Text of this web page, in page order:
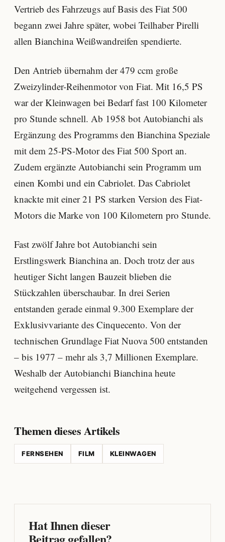
Vertrieb des Fahrzeugs auf Basis des Fiat 500
begann zwei Jahre später, wobei Teilhaber Pirelli
allen Bianchina Weißwandreifen spendierte.
Den Antrieb übernahm der 479 ccm große
Zweizylinder-Reihenmotor von Fiat. Mit 16,5 PS
war der Kleinwagen bei Bedarf fast 100 Kilometer
pro Stunde schnell. Ab 1958 bot Autobianchi als
Ergänzung des Programms den Bianchina Speziale
mit dem 25-PS-Motor des Fiat 500 Sport an.
Zudem ergänzte Autobianchi sein Programm um
einen Kombi und ein Cabriolet. Das Cabriolet
knackte mit einer 21 PS starken Version des Fiat-
Motors die Marke von 100 Kilometern pro Stunde.
Fast zwölf Jahre bot Autobianchi sein
Erstlingswerk Bianchina an. Doch trotz der aus
heutiger Sicht langen Bauzeit blieben die
Stückzahlen überschaubar. In drei Serien
entstanden gerade einmal 9.300 Exemplare der
Exklusivvariante des Cinquecento. Von der
technischen Grundlage Fiat Nuova 500 entstanden
– bis 1977 – mehr als 3,7 Millionen Exemplare.
Weshalb der Autobianchi Bianchina heute
weitgehend vergessen ist.
Themen dieses Artikels
FERNSEHEN FILM KLEINWAGEN
Hat Ihnen dieser